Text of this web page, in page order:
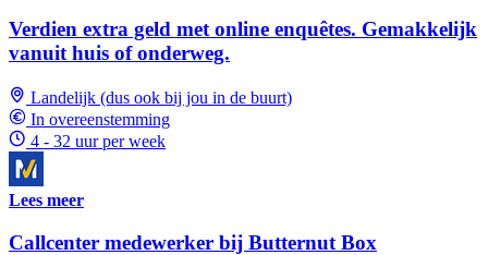
Verdien extra geld met online enquêtes. Gemakkelijk
vanuit huis of onderweg.
Landelijk (dus ook bij jou in de buurt)
In overeenstemming
4 - 32 uur per week
Lees meer
Callcenter medewerker bij Butternut Box